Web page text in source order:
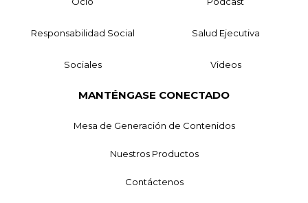
Responsabilidad Social Salud Ejecutiva
Sociales Videos
MANTÉNGASE CONECTADO
Mesa de Generación de Contenidos
Nuestros Productos
Contáctenos